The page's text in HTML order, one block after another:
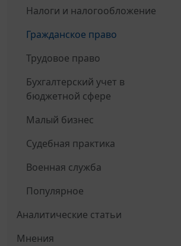
Налоги и налогообложение
Гражданское право
Трудовое право
Бухгалтерский учет в
бюджетной сфере
Малый бизнес
Судебная практика
Военная служба
Популярное
Аналитические статьи
Мнения